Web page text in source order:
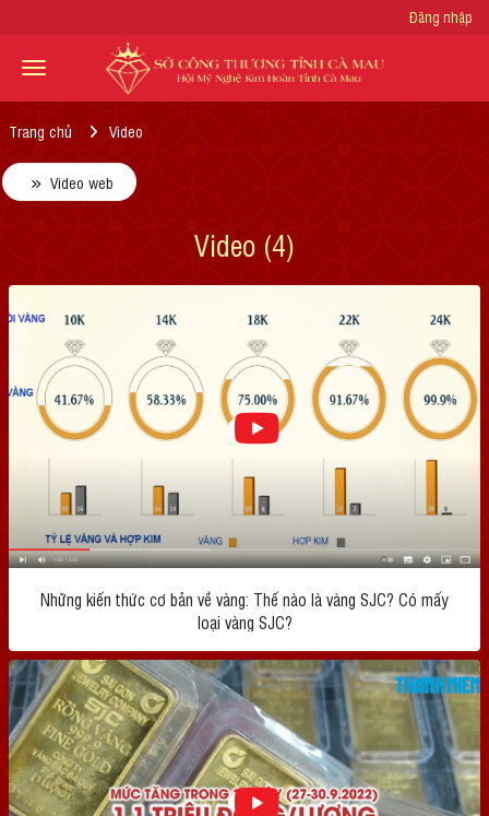
Đăng nhập
Trang chủ Video
Video web
Video (4)
Những kiến thức cơ bản về vàng: Thế nào là vàng SJC? Có mấy
loại vàng SJC?